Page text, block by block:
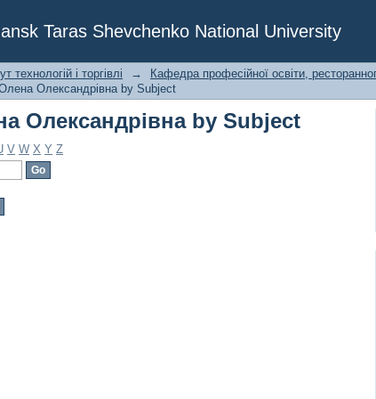
Taras Shevchenko National University
Олександрівна by Subject
технологій і торгівлі → Кафедра професійної освіти,
Олександрівна by Subject
Олександрівна by Subject
V W X Y Z